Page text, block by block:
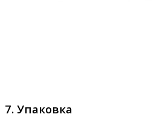
7. Упаковка